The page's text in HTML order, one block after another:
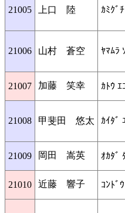
21005 上口 陸 ｶﾐｸﾞ
21006 山村 蒼空 ﾔﾏﾑﾗ
21007 加藤 笑幸 ｶﾄｳ ｴ
21008 甲斐田 悠太 ｶｲﾀﾞ
21009 岡田 嵩英 ｵｶﾀﾞ
21010 近藤 響子 ｺﾝﾄﾞ